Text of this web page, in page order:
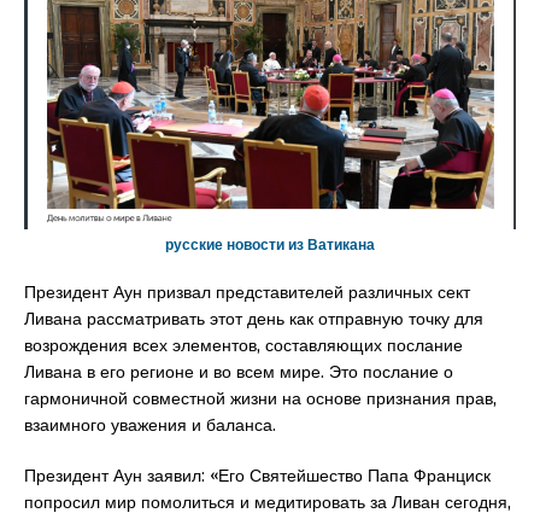
русские новости из Ватикана
Президент Аун призвал представителей различных сект
Ливана рассматривать этот день как отправную точку для
возрождения всех элементов, составляющих послание
Ливана в его регионе и во всем мире. Это послание о
гармоничной совместной жизни на основе признания прав,
взаимного уважения и баланса.
Президент Аун заявил: «Его Святейшество Папа Франциск
попросил мир помолиться и медитировать за Ливан сегодня,